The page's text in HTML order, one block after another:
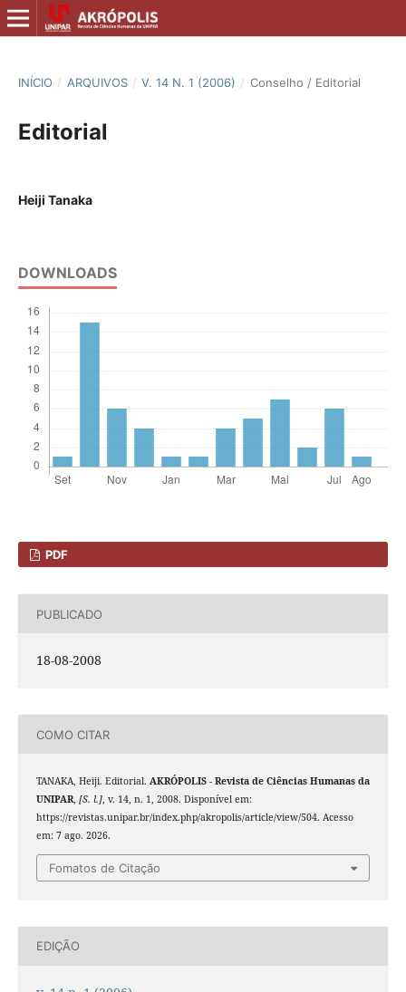
INÍCIO / ARQUIVOS / V. 14 N. 1 (2006) / Conselho / Editorial
Editorial
Heiji Tanaka
DOWNLOADS
PDF
PUBLICADO
18-08-2008
COMO CITAR
TANAKA, Heiji. Editorial. AKRÓPOLIS - Revista de Ciências Humanas da
UNIPAR, [S. l.], v. 14, n. 1, 2008. Disponível em:
https://revistas.unipar.br/index.php/akropolis/article/view/504. Acesso
em: 7 ago. 2026.
Fomatos de Citação
EDIÇÃO